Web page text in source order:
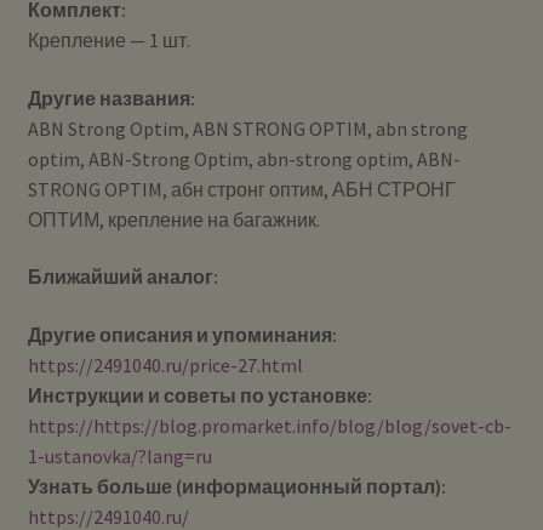
Комплект:
Крепление — 1 шт.
Другие названия:
ABN Strong Optim, ABN STRONG OPTIM, abn strong
optim, ABN-Strong Optim, abn-strong optim, ABN-
STRONG OPTIM, абн стронг оптим, АБН СТРОНГ
ОПТИМ, крепление на багажник.
Ближайший аналог:
Другие описания и упоминания:
https://2491040.ru/price-27.html
Инструкции и советы по установке:
https://https://blog.promarket.info/blog/blog/sovet-cb-
1-ustanovka/?lang=ru
Узнать больше (информационный портал):
https://2491040.ru/